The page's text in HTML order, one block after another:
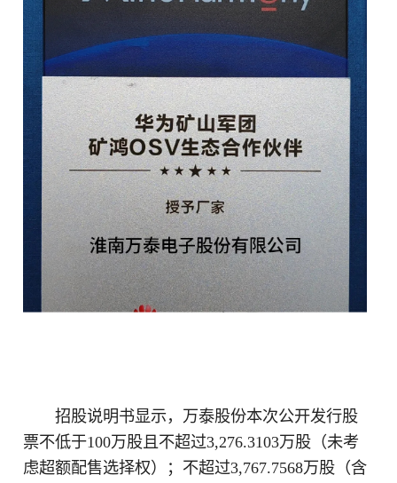
招股说明书显示，万泰股份本次公开发行股
票不低于100万股且不超过3,276.3103万股（未考
虑超额配售选择权）；不超过3,767.7568万股（含